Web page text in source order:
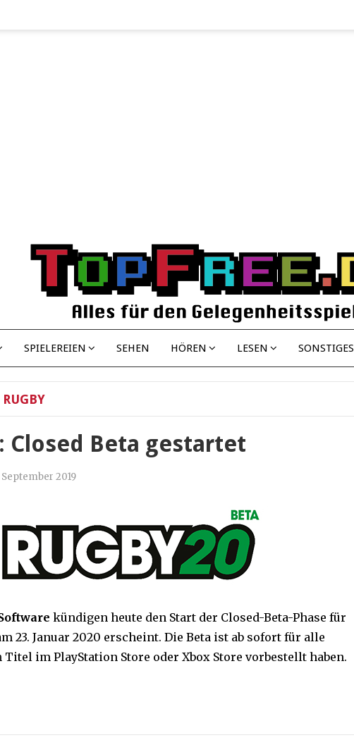
SPIELEREIEN SEHEN HÖREN LESEN SONSTIGES
RUGBY
Closed Beta gestartet
September 2019
kündigen heute den Start der Closed-Beta-Phase für
23. Januar 2020 erscheint. Die Beta ist ab sofort für alle
Titel im PlayStation Store oder Xbox Store vorbestellt haben.